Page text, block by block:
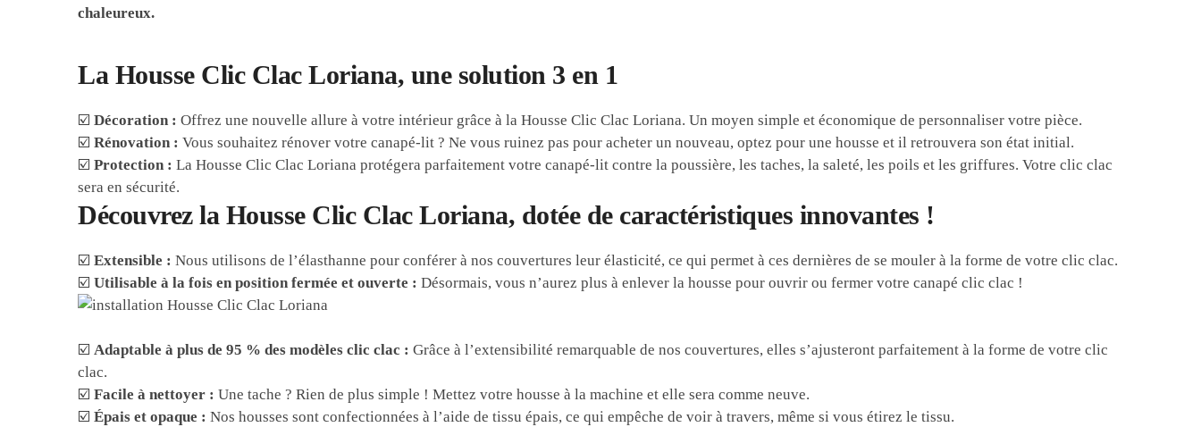
chaleureux.
La Housse Clic Clac Loriana, une solution 3 en 1
☑️Décoration : Offrez une nouvelle allure à votre intérieur grâce à la Housse Clic Clac Loriana. Un moyen simple et économique de personnaliser votre pièce.
☑️Rénovation : Vous souhaitez rénover votre canapé-lit ? Ne vous ruinez pas pour acheter un nouveau, optez pour une housse et il retrouvera son état initial.
☑️Protection : La Housse Clic Clac Loriana protégera parfaitement votre canapé-lit contre la poussière, les taches, la saleté, les poils et les griffures. Votre clic clac
sera en sécurité.
Découvrez la Housse Clic Clac Loriana, dotée de caractéristiques innovantes !
☑️Extensible : Nous utilisons de l’élasthanne pour conférer à nos couvertures leur élasticité, ce qui permet à ces dernières de se mouler à la forme de votre clic clac.
☑️Utilisable à la fois en position fermée et ouverte : Désormais, vous n’aurez plus à enlever la housse pour ouvrir ou fermer votre canapé clic clac !
☑️Adaptable à plus de 95 % des modèles clic clac : Grâce à l’extensibilité remarquable de nos couvertures, elles s’ajusteront parfaitement à la forme de votre clic
clac.
☑️Facile à nettoyer : Une tache ? Rien de plus simple ! Mettez votre housse à la machine et elle sera comme neuve.
☑️Épais et opaque : Nos housses sont confectionnées à l’aide de tissu épais, ce qui empêche de voir à travers, même si vous étirez le tissu.